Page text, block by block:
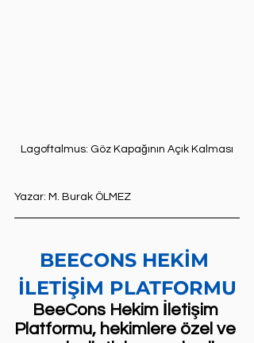
Lagoftalmus: Göz Kapağının Açık Kalması
Yazar: M. Burak ÖLMEZ
BEECONS HEKİM
İLETİŞİM PLATFORMU
BeeCons Hekim İletişim
Platformu, hekimlere özel ve